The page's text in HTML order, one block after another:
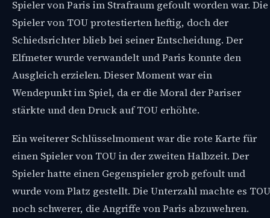
Spieler von Paris im Strafraum gefoult worden war. Die
Spieler von TOU protestierten heftig, doch der
Schiedsrichter blieb bei seiner Entscheidung. Der
Elfmeter wurde verwandelt und Paris konnte den
Ausgleich erzielen. Dieser Moment war ein
Wendepunkt im Spiel, da er die Moral der Pariser
stärkte und den Druck auf TOU erhöhte.
Ein weiterer Schlüsselmoment war die rote Karte für
einen Spieler von TOU in der zweiten Halbzeit. Der
Spieler hatte einen Gegenspieler grob gefoult und
wurde vom Platz gestellt. Die Unterzahl machte es TOU
noch schwerer, die Angriffe von Paris abzuwehren.